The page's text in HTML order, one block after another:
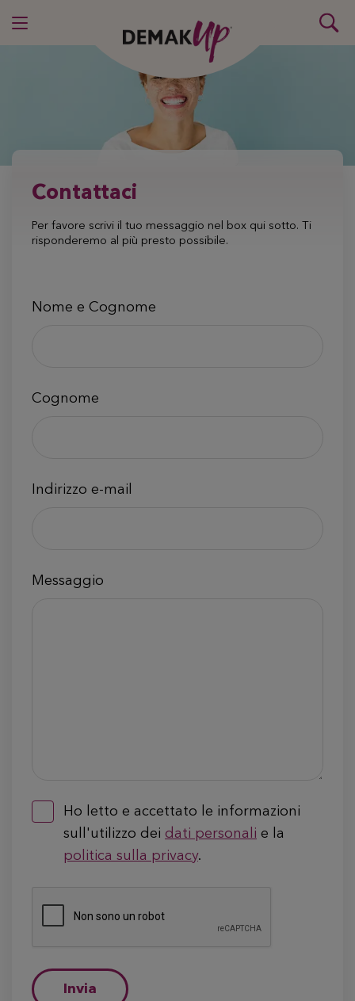
Contattaci
Per favore scrivi il tuo messaggio nel box qui sotto. Ti
risponderemo al più presto possibile.
Nome e Cognome
Cognome
Indirizzo e-mail
Messaggio
Ho letto e accettato le informazioni
sull'utilizzo dei dati personali e la
politica sulla privacy.
Invia